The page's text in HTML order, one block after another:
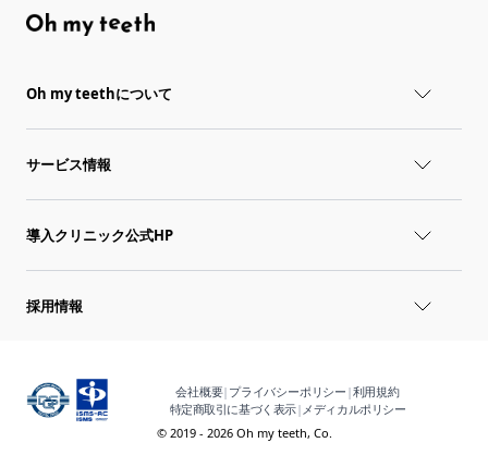
Oh my teethについて
サービス情報
導入クリニック公式HP
採用情報
会社概要| プライバシーポリシー |利用規約
特定商取引に基づく表示| メディカルポリシー
© 2019 - 2026 Oh my teeth, Co.